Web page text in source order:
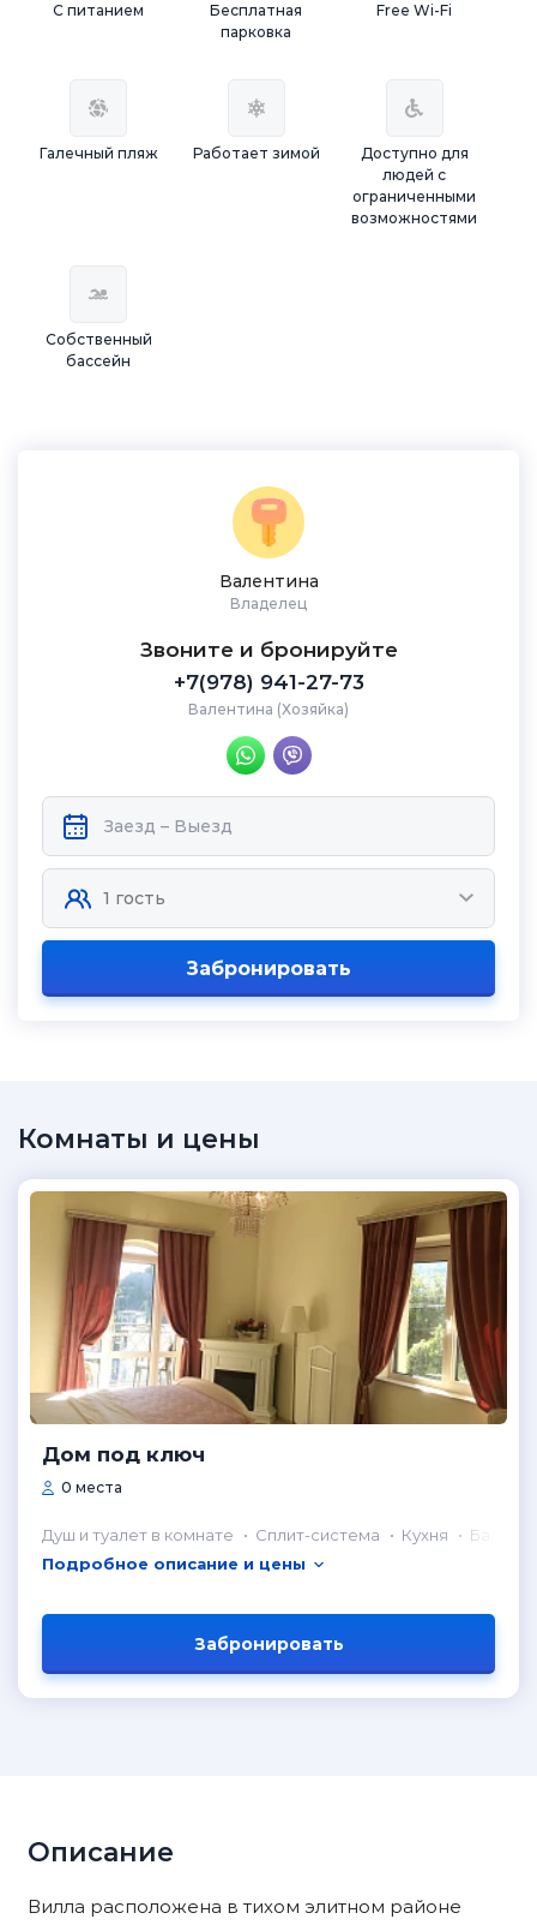
С питанием
Бесплатная
парковка
Free Wi-Fi
Галечный пляж Работает зимой
Доступно для
людей с
ограниченными
возможностями
Собственный
бассейн
Валентина
Владелец
Звоните и бронируйте
+7(978) 941-27-73
Валентина (Хозяйка)
Забронировать
Комнаты и цены
Дом под ключ
0 места
Душ и туалет в комнате Сплит-система Кухня
Балкон
Подробное описание и цены
Забронировать
Описание
Вилла расположена в тихом элитном районе